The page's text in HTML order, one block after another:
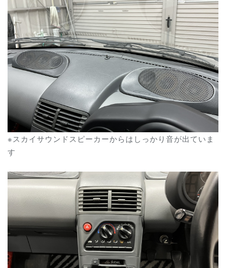
※スカイサウンドスピーカーからはしっかり音が出ていま
す